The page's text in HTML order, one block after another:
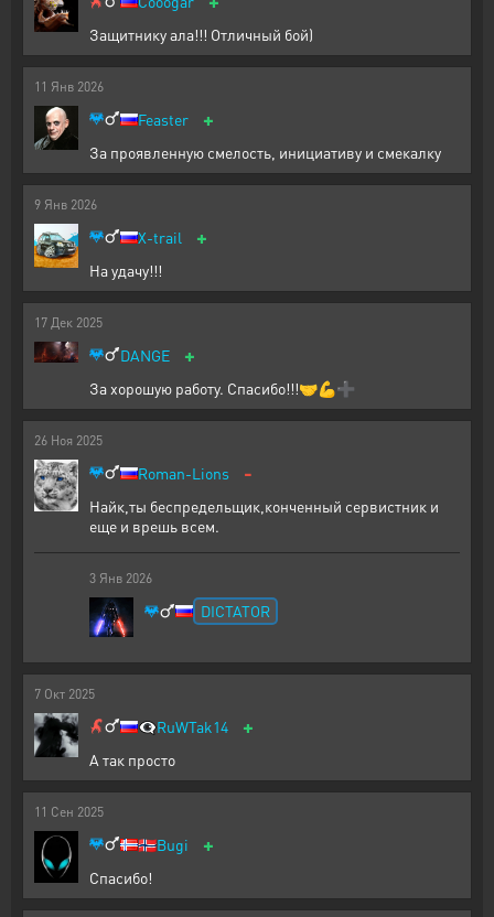
Защитнику ала!!! Отличный бой)
11 Янв 2026
Feaster +
За проявленную смелость, инициативу и смекалку
9 Янв 2026
X-trail +
На удачу!!!
17 Дек 2025
DANGE +
За хорошую работу. Спасибо!!!🤝💪➕
26 Ноя 2025
Roman-Lions -
Найк,ты беспредельщик,конченный сервистник и
еще и врешь всем.
3 Янв 2026
DICTATOR
7 Окт 2025
👁️‍🗨️RuWTak14 +
А так просто
11 Сен 2025
🇳🇴Bugi +
Спасибо!